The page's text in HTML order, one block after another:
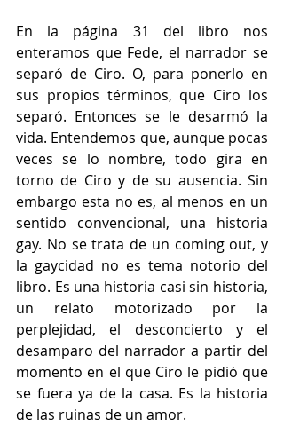
En la página 31 del libro nos
enteramos que Fede, el narrador se
separó de Ciro. O, para ponerlo en
sus propios términos, que Ciro los
separó. Entonces se le desarmó la
vida. Entendemos que, aunque pocas
veces se lo nombre, todo gira en
torno de Ciro y de su ausencia. Sin
embargo esta no es, al menos en un
sentido convencional, una historia
gay. No se trata de un coming out, y
la gaycidad no es tema notorio del
libro. Es una historia casi sin historia,
un relato motorizado por la
perplejidad, el desconcierto y el
desamparo del narrador a partir del
momento en el que Ciro le pidió que
se fuera ya de la casa. Es la historia
de las ruinas de un amor.